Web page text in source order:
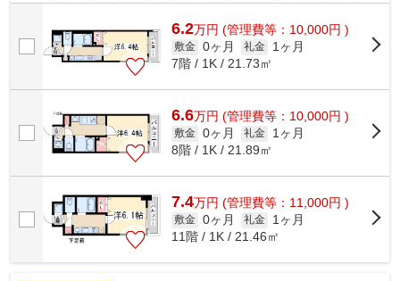
関して、自信をもって情報を提供でき...
6.2万円 (管理費等：10,000円 )
敷金 0ヶ月 礼金
1ヶ月
7階 / 1K / 21.73㎡
6.6万円 (管理費等：10,000円 )
敷金 0ヶ月 礼金
1ヶ月
8階 / 1K / 21.89㎡
7.4万円 (管理費等：11,000円 )
敷金 0ヶ月 礼金
1ヶ月
11階 / 1K / 21.46㎡